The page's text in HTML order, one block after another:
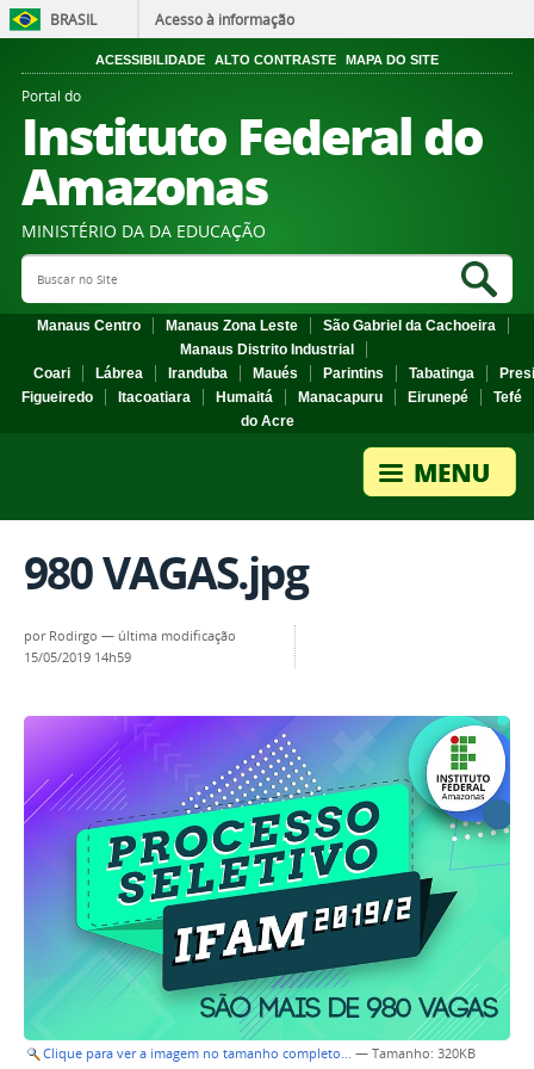
BRASIL Acesso à informação
ACESSIBILIDADE ALTO CONTRASTE MAPA DO SITE
Portal do
Instituto Federal do
Amazonas
MINISTÉRIO DA DA EDUCAÇÃO
Search Site
Manaus Centro Manaus Zona Leste
São Gabriel da Cachoeira
Manaus Distrito Industrial
Coari
Lábrea Iranduba Maués Parintins Tabatinga
Figueiredo
Itacoatiara Humaitá Manacapuru Eirunepé
Tefé
do Acre
980 VAGAS.jpg
por Rodirgo — última modificação
15/05/2019 14h59
Clique para ver a imagem no tamanho completo… — Tamanho: 320KB